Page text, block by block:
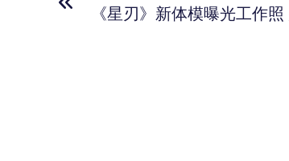
《星刃》新体模曝光工作